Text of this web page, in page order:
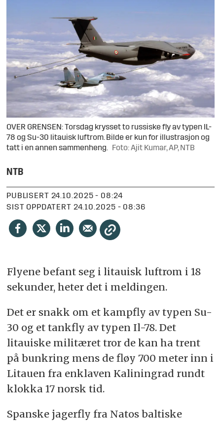
OVER GRENSEN: Torsdag krysset to russiske fly av typen IL-
78 og Su-30 litauisk luftrom. Bilde er kun for illustrasjon og
tatt i en annen sammenheng.
Foto: Ajit Kumar, AP, NTB
NTB
PUBLISERT
24.10.2025 - 08:24
SIST OPPDATERT
24.10.2025 - 08:36
Flyene befant seg i litauisk luftrom i 18
sekunder, heter det i meldingen.
Det er snakk om et kampfly av typen Su-
30 og et tankfly av typen Il-78. Det
litauiske militæret tror de kan ha trent
på bunkring mens de fløy 700 meter inn i
Litauen fra enklaven Kaliningrad rundt
klokka 17 norsk tid.
Spanske jagerfly fra Natos baltiske